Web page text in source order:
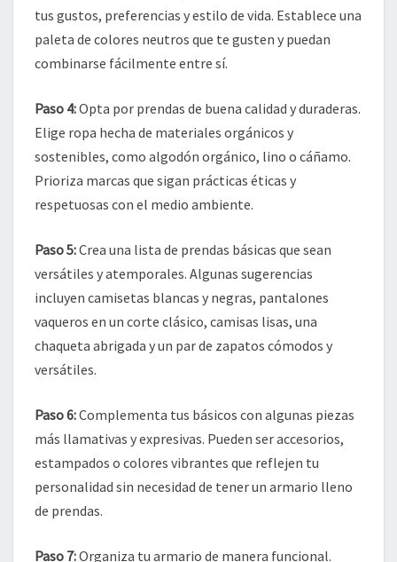
tus gustos, preferencias y estilo de vida. Establece una
paleta de colores neutros que te gusten y puedan
combinarse fácilmente entre sí.
Paso 4:Opta por prendas de buena calidad y duraderas.
Elige ropa hecha de materiales orgánicos y
sostenibles, como algodón orgánico, lino o cáñamo.
Prioriza marcas que sigan prácticas éticas y
respetuosas con el medio ambiente.
Paso 5:Crea una lista de prendas básicas que sean
versátiles y atemporales. Algunas sugerencias
incluyen camisetas blancas y negras, pantalones
vaqueros en un corte clásico, camisas lisas, una
chaqueta abrigada y un par de zapatos cómodos y
versátiles.
Paso 6:Complementa tus básicos con algunas piezas
más llamativas y expresivas. Pueden ser accesorios,
estampados o colores vibrantes que reflejen tu
personalidad sin necesidad de tener un armario lleno
de prendas.
Paso 7:Organiza tu armario de manera funcional.